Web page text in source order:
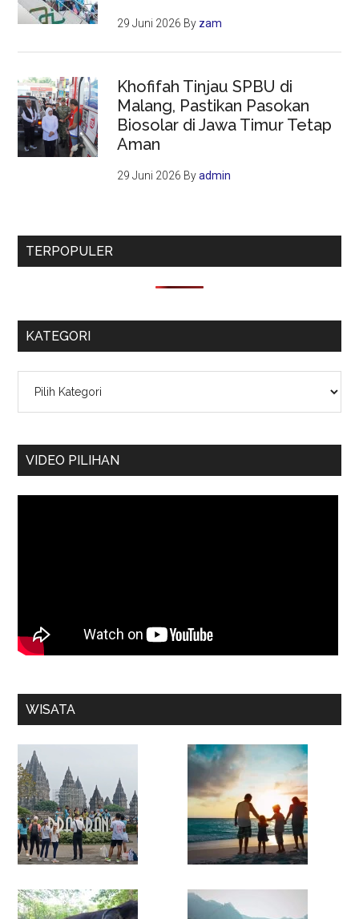
29 Juni 2026 By zam
Khofifah Tinjau SPBU di
Malang, Pastikan Pasokan
Biosolar di Jawa Timur Tetap
Aman
29 Juni 2026 Byadmin
TERPOPULER
KATEGORI
VIDEO PILIHAN
WISATA